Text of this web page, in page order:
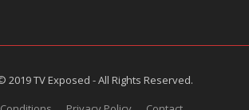
2019 TV Exposed - All Rights Reserved.